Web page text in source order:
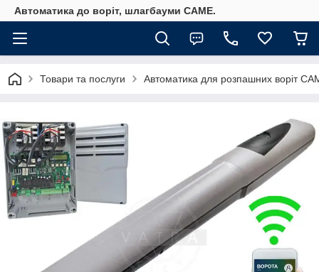
Автоматика до воріт, шлагбауми CAME.
Товари та послуги Автоматика для розпашних воріт